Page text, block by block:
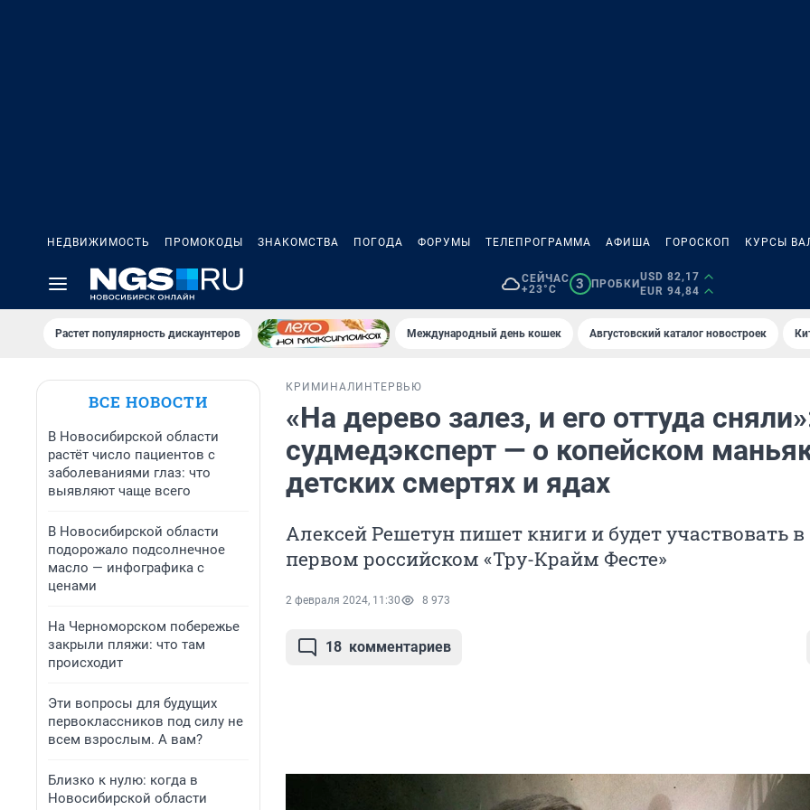
НЕДВИЖИМОСТЬ ПРОМОКОДЫ ЗНАКОМСТВА ПОГОДА ФОРУМЫ ТЕЛЕПРОГРАММА АФИША ГОРОСКОП КУРСЫ
СЕЙЧАС
+23°C
3 ПРОБКИ
USD 82,17
EUR 94,84
Растет популярность дискаунтеров Международный день кошек Августовский каталог новостроек
ВСЕ НОВОСТИ
В Новосибирской области
растёт число пациентов с
заболеваниями глаз: что
выявляют чаще всего
В Новосибирской области
подорожало подсолнечное
масло — инфографика с
ценами
На Черноморском побережье
закрыли пляжи: что там
происходит
Эти вопросы для будущих
первоклассников под силу не
всем взрослым. А вам?
Близко к нулю: когда в
Новосибирской области
КРИМИНАЛ ИНТЕРВЬЮ
«На дерево залез, и его оттуда
судмедэксперт — о копейском
детских смертях и ядах
Алексей Решетун пишет книги и будет участвовать в
первом российском «Тру-Крайм Фесте»
2 февраля 2024, 11:30 8 973
18 комментариев